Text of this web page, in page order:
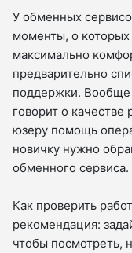
У обменных
моменты, о которых
максимально
предварительно
поддержки.
говорит о
юзеру помощь
новичку нужно
обменного сервиса.
Как проверить
рекомендация:
чтобы посмотреть,